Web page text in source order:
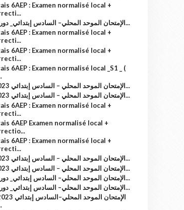
6AEP : Examen normalisé local +
الإمتحان الموحد المحلي– السادس إبتدائي_ دورة يناير...
6AEP : Examen normalisé local +
6AEP : Examen normalisé local +
6AEP : Examen normalisé local _S1 _ (
الإمتحان الموحد المحلي – السادس إبتدائي 2023 دور...
الإمتحان الموحد المحلي – السادس إبتدائي 2023 دور...
6AEP : Examen normalisé local +
6AEP Examen normalisé local +
6AEP : Examen normalisé local +
الإمتحان الموحد المحلي – السادس إبتدائي 2023 دور...
الإمتحان الموحد المحلي – السادس إبتدائي 2023 دور...
الإمتحان الموحد المحلي– السادس إبتدائي_ دورة يناير...
الإمتحان الموحد المحلي– السادس إبتدائي_ دورة يناير...